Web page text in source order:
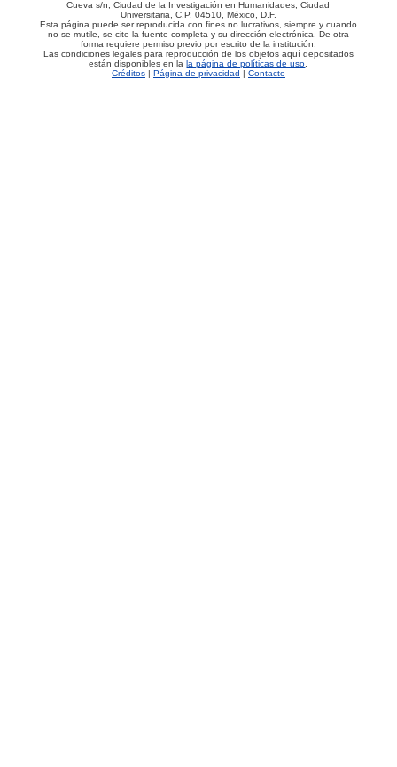
Cueva s/n, Ciudad de la Investigación en Humanidades, Ciudad
Universitaria, C.P. 04510, México, D.F.
Esta página puede ser reproducida con fines no lucrativos, siempre y cuando
no se mutile, se cite la fuente completa y su dirección electrónica. De otra
forma requiere permiso previo por escrito de la institución.
Las condiciones legales para reproducción de los objetos aquí depositados
están disponibles en lala página de políticas de uso.
Créditos| Página de privacidad | Contacto